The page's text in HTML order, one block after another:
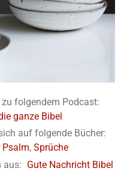
folgendem Podcast:
ganze Bibel
auf folgende Bücher:
Psalm, Sprüche
aus: Gute Nachricht Bibel